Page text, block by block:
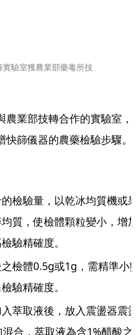
驗室獲農業部藥毒所技
農業部技轉合作的實驗室，
快篩儀器的農藥檢驗步驟。
檢驗量，以乾冰均質機或
質，使檢體顆粒變小，增
驗精確度。
檢體0.5g或1g，需精準小
驗精確度。
萃取液後，放入震盪器震
合，萃取液為含1%醋酸之